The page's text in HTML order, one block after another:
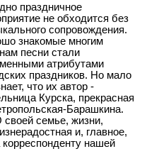
праздничное
не обходится без
сопровождения.
знакомые многим
песни стали
атрибутами
праздников. Но мало
что их автор -
Курска, прекрасная
Барашкина.
семье, жизни,
и, главное,
нашей